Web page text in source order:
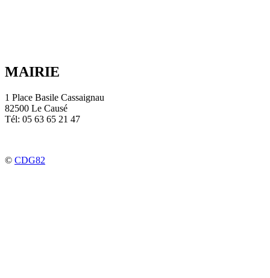
MAIRIE
1 Place Basile Cassaignau
82500 Le Causé
Tél: 05 63 65 21 47
© CDG82